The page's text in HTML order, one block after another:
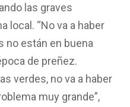
las graves
local. “No va a haber
no están en buena
de preñez.
verdes, no va a haber
muy grande”,